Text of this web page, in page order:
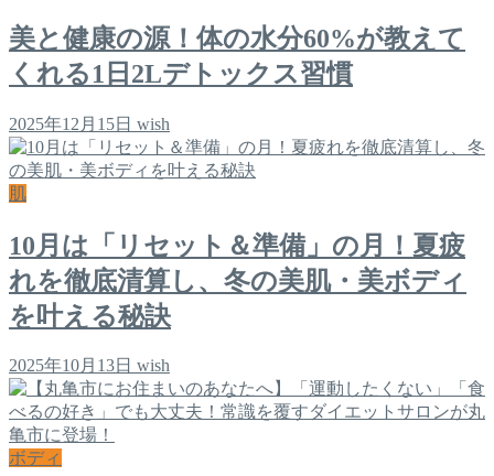
美と健康の源！体の水分60%が教えて
くれる1日2Lデトックス習慣
2025年12月15日 wish
肌
10月は「リセット＆準備」の月！夏疲
れを徹底清算し、冬の美肌・美ボディ
を叶える秘訣
2025年10月13日 wish
ボディ